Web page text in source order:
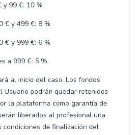
y 99 €: 10 %
€ y 499 €: 8 %
€ y 999 €: 6 %
a 999 €: 5 %
al inicio del caso. Los fondos
Usuario podrán quedar retenidos
la plataforma como garantía de
liberados al profesional una
condiciones de finalización del